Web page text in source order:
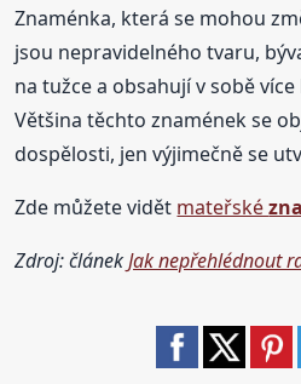
Znaménka, která se mohou
jsou nepravidelného tvaru,
na tužce a obsahují v sobě
Většina těchto znamének se
dospělosti, jen výjimečně se
Zde můžete vidět mateřské
Zdroj: článekJak nepřehlédnout